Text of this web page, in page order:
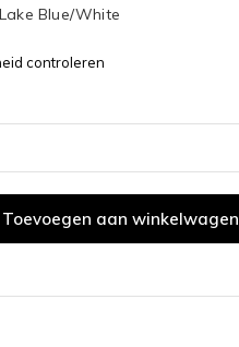
Blue/White
controleren
Toevoegen aan winkelwagen